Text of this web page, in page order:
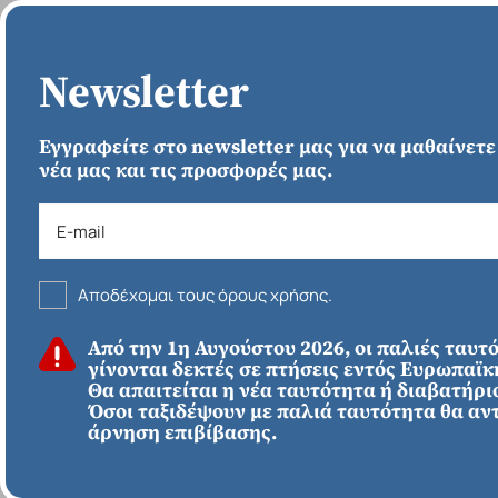
Newsletter
Εγγραφείτε στο newsletter μας για να
νέα μας και τις προσφορές μας.
Αποδέχομαι τους όρους χρήσης.
Από την 1η Αυγούστου 2026, οι παλιές
γίνονται δεκτές σε πτήσεις εντός
Θα απαιτείται η νέα ταυτότητα ή
Όσοι ταξιδέψουν με παλιά ταυτότητα θα
άρνηση επιβίβασης.
Απευθείας απο
Ηράκλειο
Εκτός Ευρώπης
ΕΥΡΩΠΗ
Μπορντώ - Σαρλά